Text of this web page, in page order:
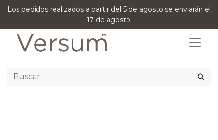
Los pedidos realizados a partir del 5 de agosto se enviarán el
17 de agosto.